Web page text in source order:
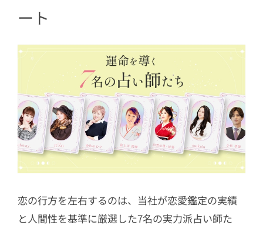
ート
恋の行方を左右するのは、当社が恋愛鑑定の実績
と人間性を基準に厳選した7名の実力派占い師た